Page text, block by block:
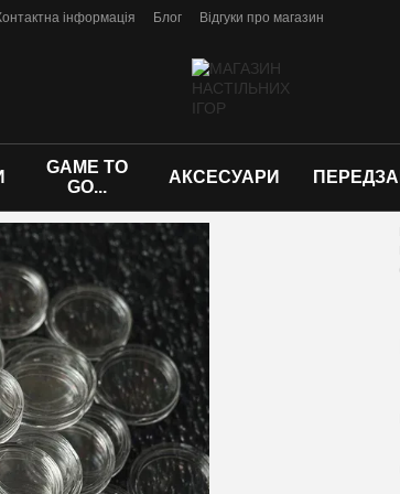
інформація Блог Відгуки про магазин
GAME TO
GO...
АКСЕСУАРИ